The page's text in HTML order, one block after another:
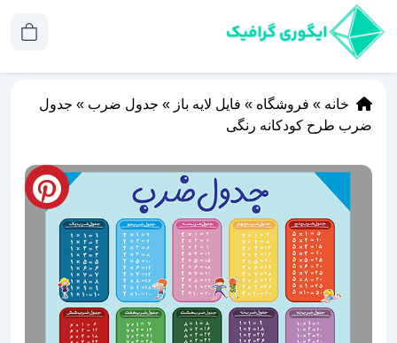
خانه » فروشگاه » فایل لایه باز » جدول ضرب » جدول
ضرب طرح کودکانه رنگی